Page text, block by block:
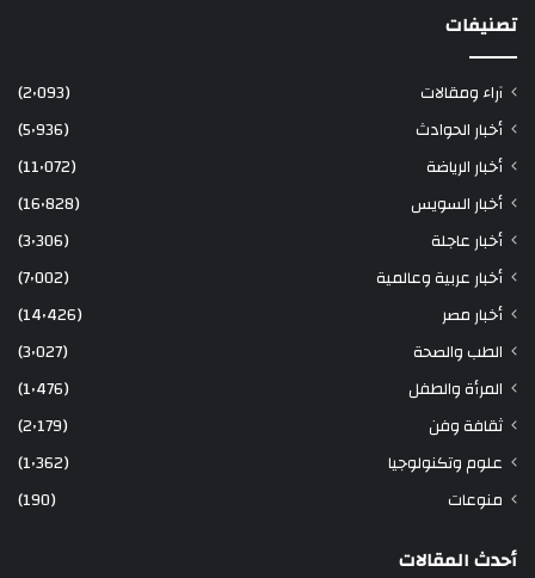
تصنيفات
آراء ومقالات
(2٬093)
أخبار الحوادث
(5٬936)
أخبار الرياضة
(11٬072)
أخبار السويس
(16٬828)
أخبار عاجلة
(3٬306)
أخبار عربية وعالمية
(7٬002)
أخبار مصر
(14٬426)
الطب والصحة
(3٬027)
المرأة والطفل
(1٬476)
ثقافة وفن
(2٬179)
علوم وتكنولوجيا
(1٬362)
منوعات
(190)
أحدث المقالات